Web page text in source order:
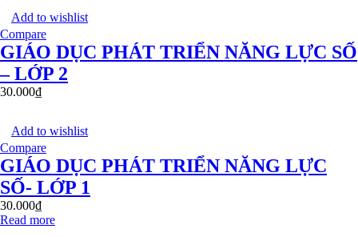
Add to wishlist
Compare
GIÁO DỤC PHÁT TRIỂN NĂNG LỰC SỐ
– LỚP 2
30.000₫
Add to wishlist
Compare
GIÁO DỤC PHÁT TRIỂN NĂNG LỰC
SỐ- LỚP 1
30.000₫
Read more